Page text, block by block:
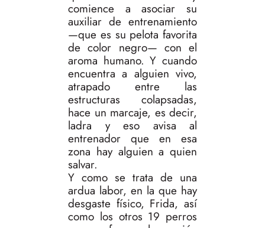
comience a asociar su
auxiliar de entrenamiento
—que es su pelota favorita
de color negro— con el
aroma humano. Y cuando
encuentra a alguien vivo,
atrapado entre las
estructuras colapsadas,
hace un marcaje, es decir,
ladra y eso avisa al
entrenador que en esa
zona hay alguien a quien
salvar.
Y como se trata de una
ardua labor, en la que hay
desgaste físico, Frida, así
como los otros 19 perros